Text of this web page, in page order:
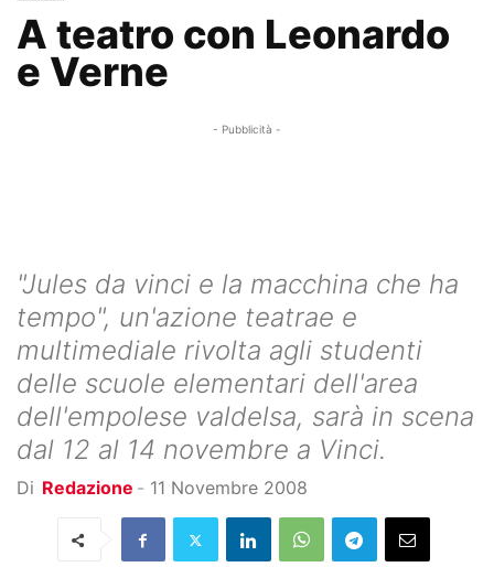
A teatro con Leonardo
e Verne
- Pubblicità -
"Jules da vinci e la macchina che ha
tempo", un'azione teatrae e
multimediale rivolta agli studenti
delle scuole elementari dell'area
dell'empolese valdelsa, sarà in scena
dal 12 al 14 novembre a Vinci.
Di Redazione - 11 Novembre 2008